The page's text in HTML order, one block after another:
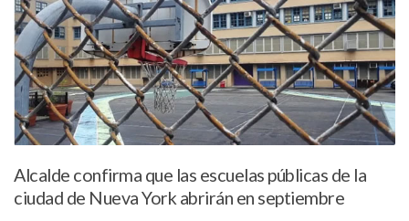
Alcalde confirma que las escuelas públicas de la
ciudad de Nueva York abrirán en septiembre